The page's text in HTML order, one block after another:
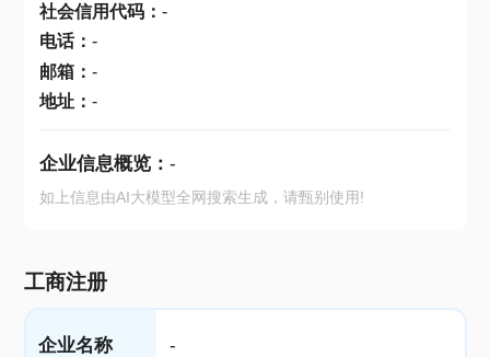
社会信用代码： -
电话： -
邮箱： -
地址： -
企业信息概览： -
如上信息由AI大模型全网搜索生成，请甄别使用!
工商注册
企业名称 -